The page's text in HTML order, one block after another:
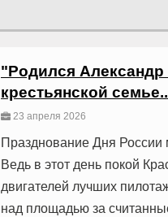
"Родился Александр
крестьянской
23 апреля 2026
Празднование Дня
Ведь в этот день покой
двигателей лучших
над площадью за